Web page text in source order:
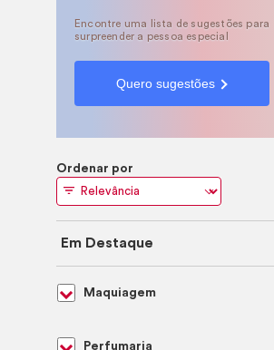
Encontre uma lista de sugestões para
surpreender a pessoa especial
Quero sugestões
Ordenar por
Em Destaque
Maquiagem
Perfumaria